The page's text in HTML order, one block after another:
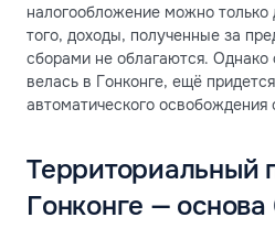
налогообложение можно только
того, доходы, полученные за
сборами не облагаются. Однако
велась в Гонконге, ещё
автоматического освобождения
Территориальный
Гонконге — основа